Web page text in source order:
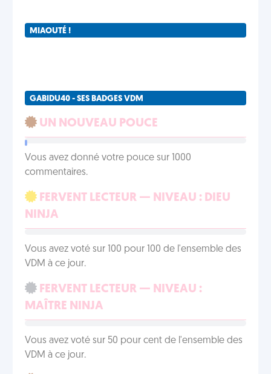
MIAOUTÉ !
GABIDU40 - SES BADGES VDM
UN NOUVEAU POUCE
Vous avez donné votre pouce sur 1000
commentaires.
FERVENT LECTEUR — NIVEAU : DIEU
NINJA
Vous avez voté sur 100 pour 100 de l'ensemble des
VDM à ce jour.
FERVENT LECTEUR — NIVEAU :
MAÎTRE NINJA
Vous avez voté sur 50 pour cent de l'ensemble des
VDM à ce jour.